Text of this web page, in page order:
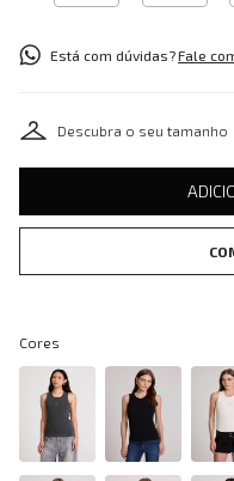
Está com dúvidas?Fale
Descubra o seu tamanho
Cores